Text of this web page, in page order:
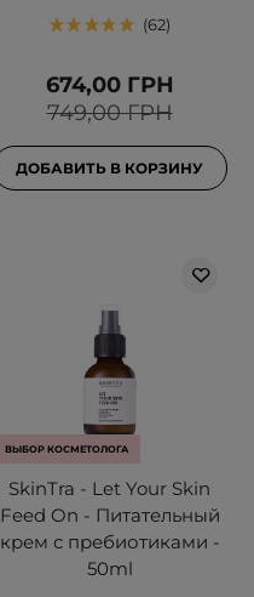
62
749,00 ГРН
674,00 ГРН
ДОБАВИТЬ В КОРЗИНУ
ВЫБОР КОСМЕТОЛОГА
SkinTra - Let Your Skin
Feed On - Питательный
крем с пребиотиками -
50ml